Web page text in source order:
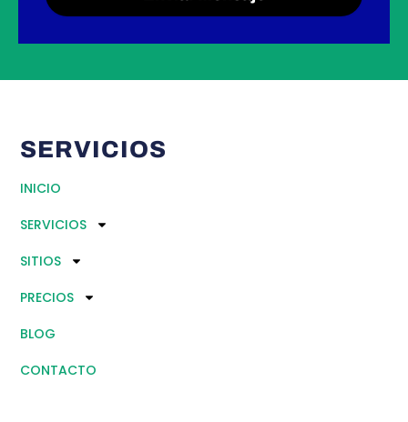
SERVICIOS
INICIO
SERVICIOS
SITIOS
PRECIOS
BLOG
CONTACTO